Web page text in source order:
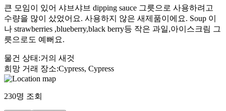
큰 모임이 있어 샤브샤브 dipping sauce 그릇으로 사용하려고
수량을 많이 샀었어요. 사용하지 않은 새제품이에요. Soup 이
나 strawberries ,blueberry,black berry등 작은 과일,아이스크림 그
릇으로도 예뻐요.
물건 상태 :거의 새것
희망 거래 장소:Cypress, Cypress
230명 조회